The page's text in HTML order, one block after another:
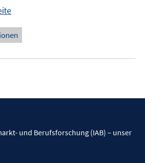
und Berufsforschung (IAB) – unser